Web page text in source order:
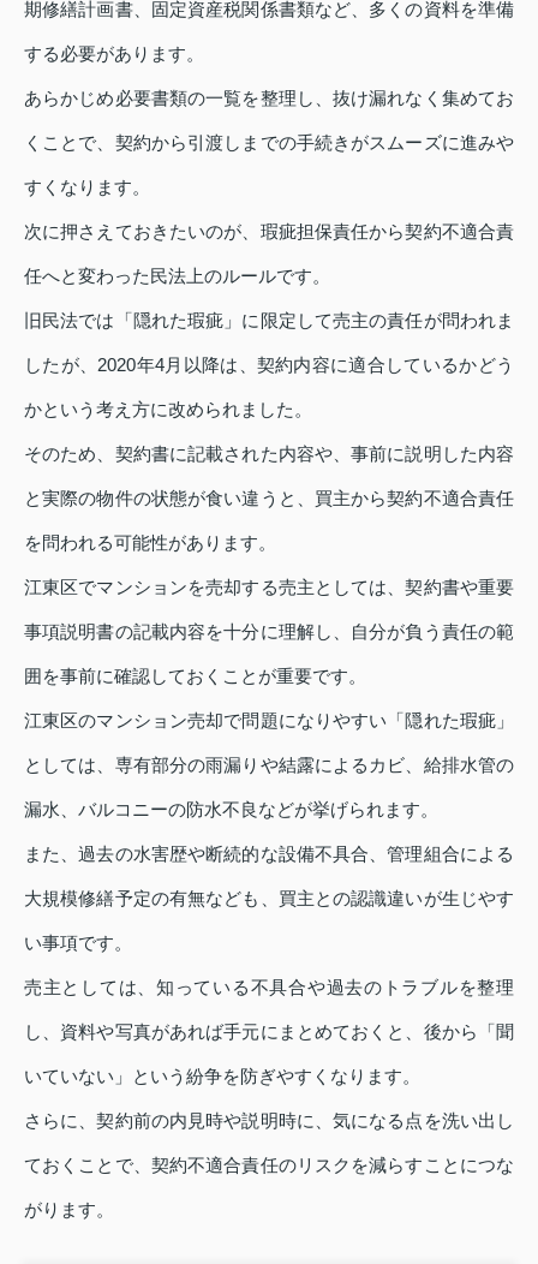
期修繕計画書、固定資産税関係書類など、多くの資料を準備
する必要があります。
あらかじめ必要書類の一覧を整理し、抜け漏れなく集めてお
くことで、契約から引渡しまでの手続きがスムーズに進みや
すくなります。
次に押さえておきたいのが、瑕疵担保責任から契約不適合責
任へと変わった民法上のルールです。
旧民法では「隠れた瑕疵」に限定して売主の責任が問われま
したが、2020年4月以降は、契約内容に適合しているかどう
かという考え方に改められました。
そのため、契約書に記載された内容や、事前に説明した内容
と実際の物件の状態が食い違うと、買主から契約不適合責任
を問われる可能性があります。
江東区でマンションを売却する売主としては、契約書や重要
事項説明書の記載内容を十分に理解し、自分が負う責任の範
囲を事前に確認しておくことが重要です。
江東区のマンション売却で問題になりやすい「隠れた瑕疵」
としては、専有部分の雨漏りや結露によるカビ、給排水管の
漏水、バルコニーの防水不良などが挙げられます。
また、過去の水害歴や断続的な設備不具合、管理組合による
大規模修繕予定の有無なども、買主との認識違いが生じやす
い事項です。
売主としては、知っている不具合や過去のトラブルを整理
し、資料や写真があれば手元にまとめておくと、後から「聞
いていない」という紛争を防ぎやすくなります。
さらに、契約前の内見時や説明時に、気になる点を洗い出し
ておくことで、契約不適合責任のリスクを減らすことにつな
がります。